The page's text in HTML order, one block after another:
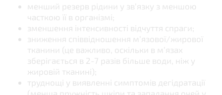
менший резерв рідини у зв’язку з меншою
часткою її в організмі;
зменшення інтенсивності відчуття спраги;
зниження співвідношення м’язової/жирової
тканини (це важливо, оскільки в м’язах
зберігається в 2-7 разів більше води, ніж у
жировій тканині);
труднощі у виявленні симптомів дегідратації
(менша пружність шкіри та западання очей у